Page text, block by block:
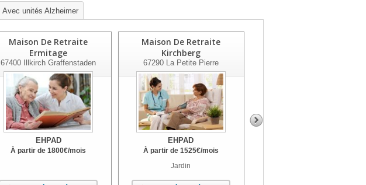
Avec unités Alzheimer
Maison De Retraite
Ermitage
67400 Illkirch Graffenstaden
EHPAD
À partir de1800€/mois
Maison De Retraite
Kirchberg
67290La Petite Pierre
EHPAD
À partir de 1525€/mois
Jardin